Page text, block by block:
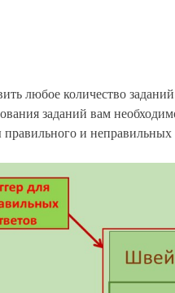
любое количество
заданий вам
правильного и неправильных